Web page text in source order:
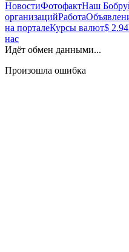
НовостиФотофактНаш
организацийРабота
на порталеКурсы валют$ 2.94
нас
Идёт обмен данными...
Произошла ошибка